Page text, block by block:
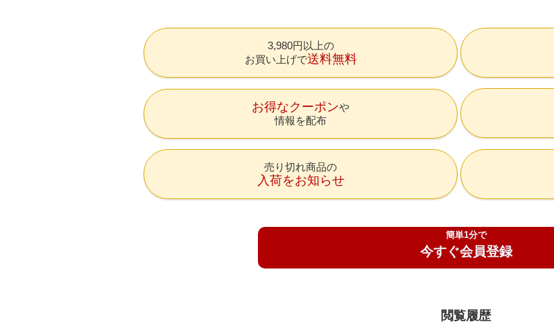
3,980円以上の
お買い上げで送料無料
お得なクーポン
情報を配布
売り切れ商品の
入荷をお知らせ
簡単1分で
今すぐ会員登録
閲覧履歴